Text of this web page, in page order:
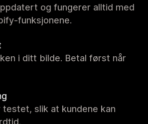
og fungerer alltid med
funksjonene.
i ditt bilde. Betal først når
testet, slik at kundene kan